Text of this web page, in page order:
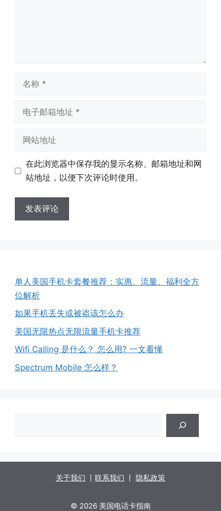
址
址
在此浏览器中保存我的显示名称、邮箱地址和网
站地址，以便下次评论时使用。
单人美国手机卡套餐推荐：实惠、流量、福利全方
位解析
如果手机丢失或被盗该怎么办
美国无限热点无限流量手机卡推荐
Wifi Calling 是什么？ 怎么用? 一文看懂
Spectrum Mobile 怎么样？
关于我们 丨 联系我们 丨 隐私政策
© 2026 美国电话卡指南